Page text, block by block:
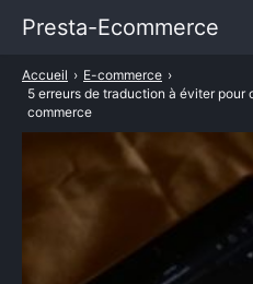
Accueil › E-commerce ›
5 erreurs de traduction à éviter pour
commerce
Presta-Ecommerce
Entrepreneuriat
TARIFS PRESTASHOP